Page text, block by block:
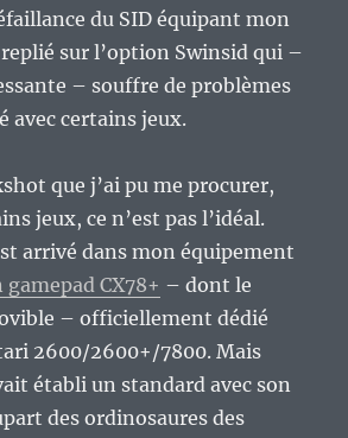
du SID équipant mon
sur l’option Swinsid qui –
– souffre de problèmes
avec certains jeux.
que j’ai pu me procurer,
jeux, ce n’est pas l’idéal.
arrivé dans mon équipement
gamepad CX78+ – dont le
– officiellement dédié
2600/2600+/7800. Mais
établi un standard avec son
des ordinosaures des